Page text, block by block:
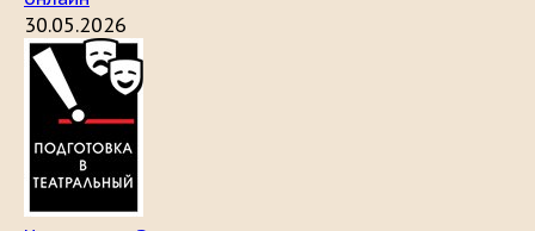
30.05.2026